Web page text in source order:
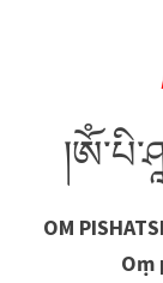
OM
Oṃ